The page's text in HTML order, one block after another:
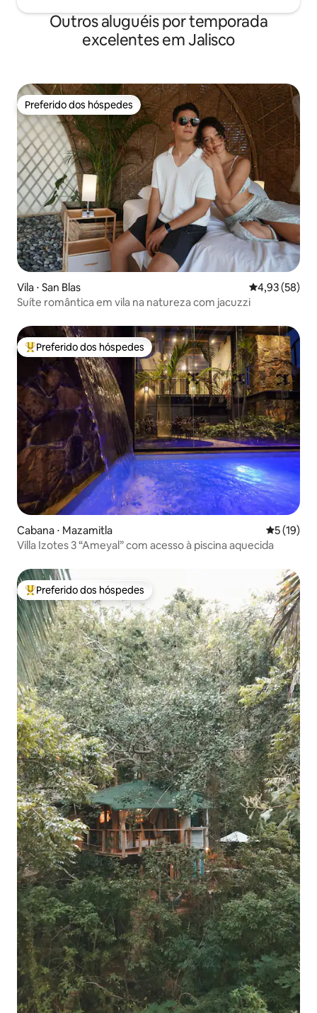
Outros aluguéis por temporada
excelentes em Jalisco
Preferido dos hóspedes
Preferido dos hóspedes
Vila ⋅ San Blas 4,93 de uma
4,93 (58)
Suíte romântica em vila na natureza com jacuzzi
Entre os melhores preferidos dos hóspedes
Preferido dos hóspedes
Cabana ⋅ Mazamitla 5 de uma
5 (19)
Villa Izotes 3 “Ameyal” com acesso à piscina aquecida
Entre os melhores preferidos dos hóspedes
Preferido dos hóspedes